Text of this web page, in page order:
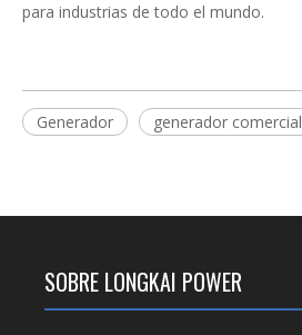
para industrias de todo el mundo.
Generador generador comercial
SOBRE LONGKAI POWER